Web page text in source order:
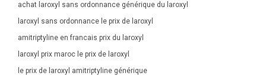
achat laroxyl sans ordonnance générique du laroxyl
laroxyl sans ordonnance le prix de laroxyl
amitriptyline en francais prix du laroxyl
laroxyl prix maroc le prix de laroxyl
le prix de laroxyl amitriptyline générique